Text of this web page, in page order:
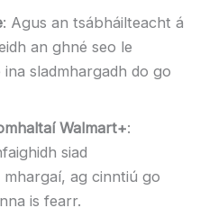
: Agus an tsábháilteacht á
an ghné seo le
sladmhargadh do go
Walmart+:
siad
ag cinntiú go
is fearr.